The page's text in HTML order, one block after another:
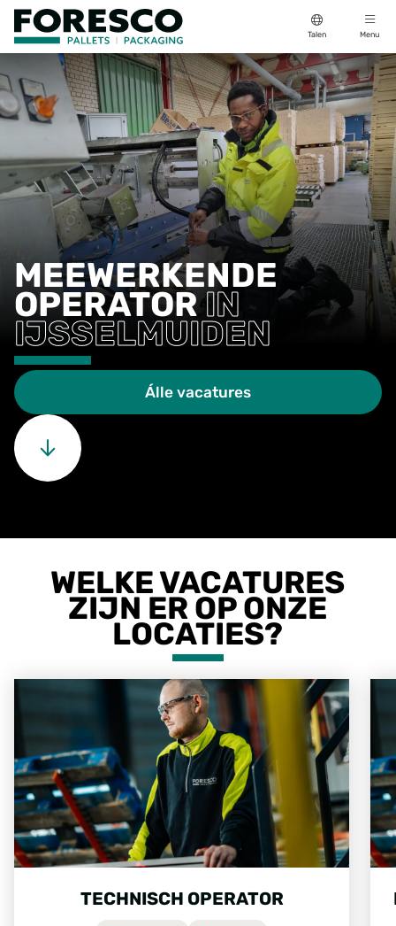
Talen Menu
MEEWERKENDE
OPERATORIN
IJSSELMUIDEN
Álle vacatures
WELKE VACATURES
ZIJN ER OP ONZE
LOCATIES?
TECHNISCH OPERATOR